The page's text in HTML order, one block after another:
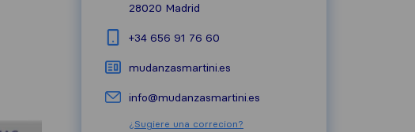
28020 Madrid
+34 656 91 76 60
mudanzasmartini.es
info@mudanzasmartini.es
¿Sugiere una correcion?